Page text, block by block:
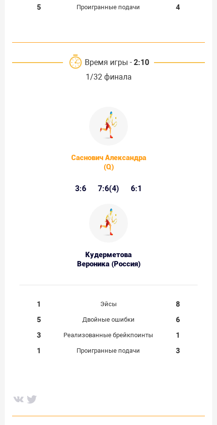
5
Проигранные подачи 4
Время игры - 2:10
1/32 финала
Саснович Александра
(Q)
3:6 7:6(4) 6:1
Кудерметова
Вероника (Россия)
1 Эйсы
8
5
Двойные ошибки
6
3
Реализованные брейкпоинты
1
1
Проигранные подачи 3